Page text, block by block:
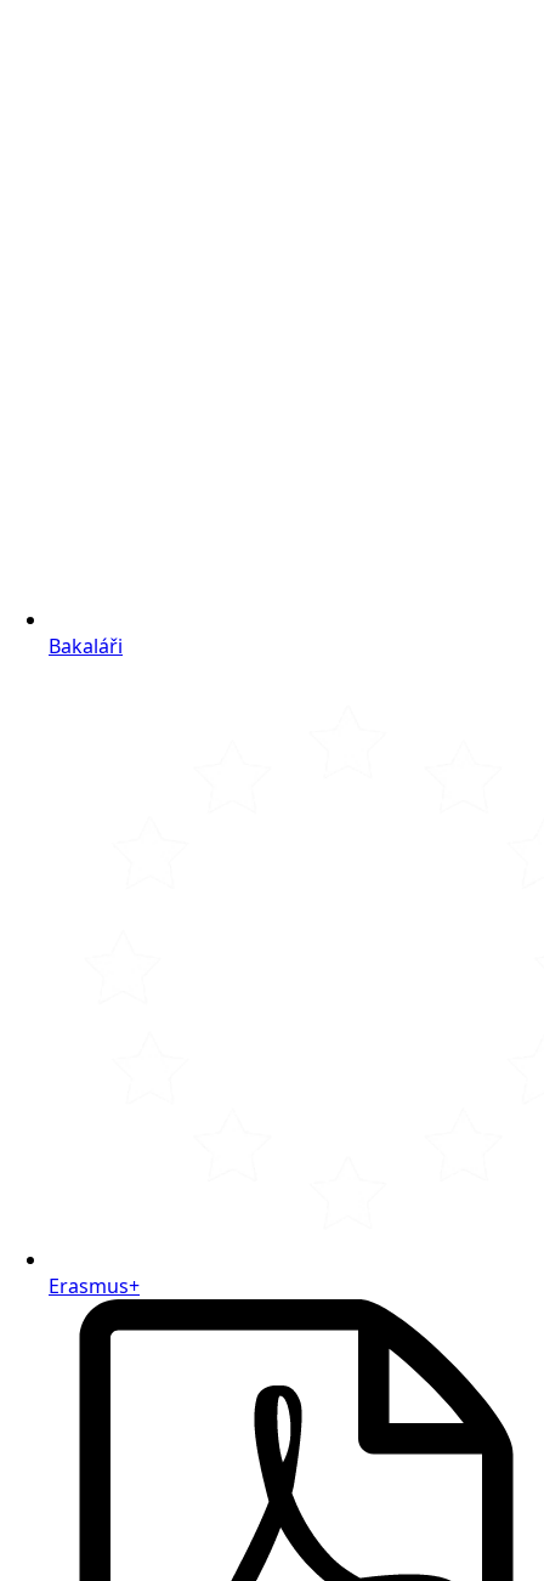
Bakaláři
Erasmus+